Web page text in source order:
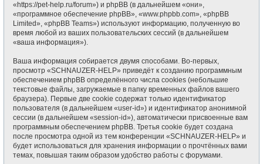
«https://pet-help.ru/forum») и phpBB (в дальнейшем «они»,
«программное обеспечение phpBB», «www.phpbb.com», «phpBB
Limited», «phpBB Teams») используют информацию, полученную во
время любой из ваших пользовательских сессий (в дальнейшем
«ваша информация»).
Ваша информация собирается двумя способами. Во-первых,
просмотр «SCHNAUZER-HELP» приведёт к созданию программным
обеспечением phpBB определённого числа cookies (небольшие
текстовые файлы, загружаемые в папку временных файлов вашего
браузера). Первые две cookie содержат только идентификатор
пользователя (в дальнейшем «user-id») и идентификатор анонимной
сессии (в дальнейшем «session-id»), автоматически присвоенные вам
программным обеспечением phpBB. Третья cookie будет создана
после просмотра одной из тем конференции «SCHNAUZER-HELP» и
будет использоваться для хранения информации о прочтённых вами
темах, повышая таким образом удобство работы с форумами.